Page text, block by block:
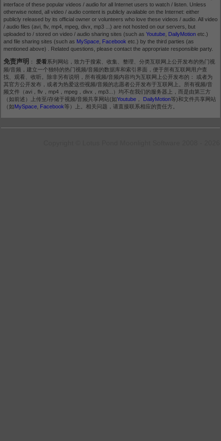
interface of these popular videos / audio for all Internet users to watch / listen. Unless
otherwise noted, all video / audio content is publicly available on the Internet: either
publicly released by its official owner or volunteers who love these videos / audio. All video
/ audio files (avi, flv, mp4, mpeg, divx, mp3 ...) are not hosted on our servers, but
uploaded to / stored on video / audio sharing sites (such as Youtube DailyMotion etc.)
and file sharing sites (such as MySpace Facebook etc.) by the third parties (as
mentioned above) . Related questions, please contact the appropriate responsible party.
免责声明 ： 爱看系列网站，致力于搜索、收集、整理、分类互联网上公开发布的热门视
频/音频，建立一个独特的热门视频/音频的数据库和索引界面，便于所有互联网用户查
找、观看、收听。除非另有说明，所有视频/音频内容均为互联网上公开发布的： 或者为
其官方公开发布，或者为热爱这些视频/音频的志愿者公开发布于互联网上。所有视频/音
频文件（avi，flv，mp4，mpeg，divx，mp3...）均不在我们的服务器上，而是由第三方
（如前述）上传至/存储于视频/音频共享网站(如Youtube DailyMotion等)和文件共享网站
（如MySpace Facebook等）上。相关问题，请直接联系相应的责任方。